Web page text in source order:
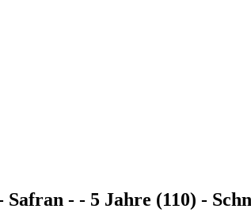
- - 5 Jahre (110) -